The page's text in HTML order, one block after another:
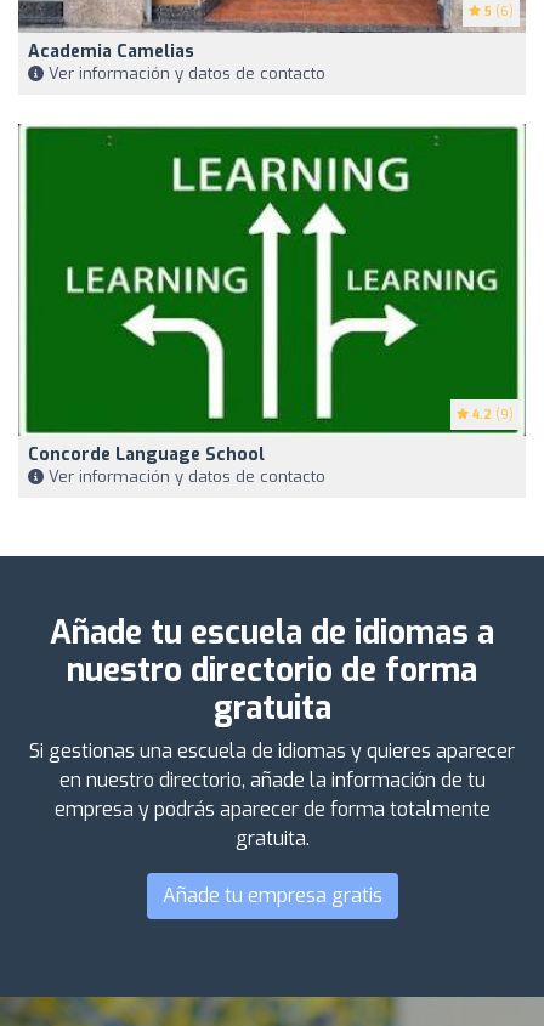
5 (6)
Academia Camelias
Ver información y datos de contacto
4.2 (9)
Concorde Language School
Ver información y datos de contacto
Añade tu escuela de idiomas a
nuestro directorio de forma
gratuita
Si gestionas una escuela de idiomas y quieres aparecer
en nuestro directorio, añade la información de tu
empresa y podrás aparecer de forma totalmente
gratuita.
Añade tu empresa gratis